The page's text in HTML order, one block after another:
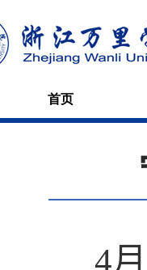
首页
4月